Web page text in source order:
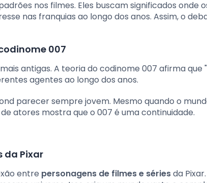
nos filmes. Eles buscam significados onde
nas franquias ao longo dos anos. Assim, o
007
antigas. A teoria do codinome 007 afirma que
agentes ao longo dos anos.
parecer sempre jovem. Mesmo quando o
atores mostra que o 007 é uma continuidade.
da Pixar
entre personagens de filmes e sériesda